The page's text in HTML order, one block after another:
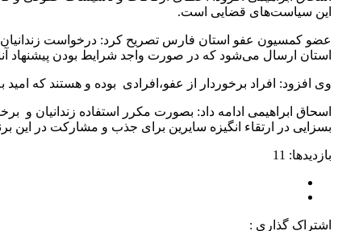
این سیاست‌های قضایی است.
عضو کمسیون عفو استان فارس تصریح کرد: درخواست
استان ارسال می‌شود که در صورت واجد شرایط بودن پیشنهاد
وی افزود: افراد برخوردار از عفو،افرادی بوده و هستند که امید
اسحاق ابراهیمی ادامه داد: بصورت مکرر استفاده زندانیان
بسزایی در ارتقاء انگیزه سایرین برای جذب و مشارکت در این
بازدیدها: 11
اشتراک گذاری :